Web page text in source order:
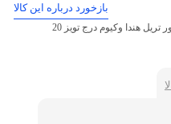
بازخورد درباره این کالا
تریل هندا وکیوم درج تویز 20